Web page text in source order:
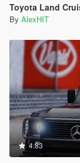
Toyota Land
By AlexHIT
4.83